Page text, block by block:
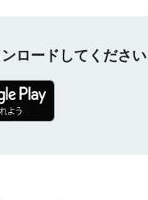
ロードしてください